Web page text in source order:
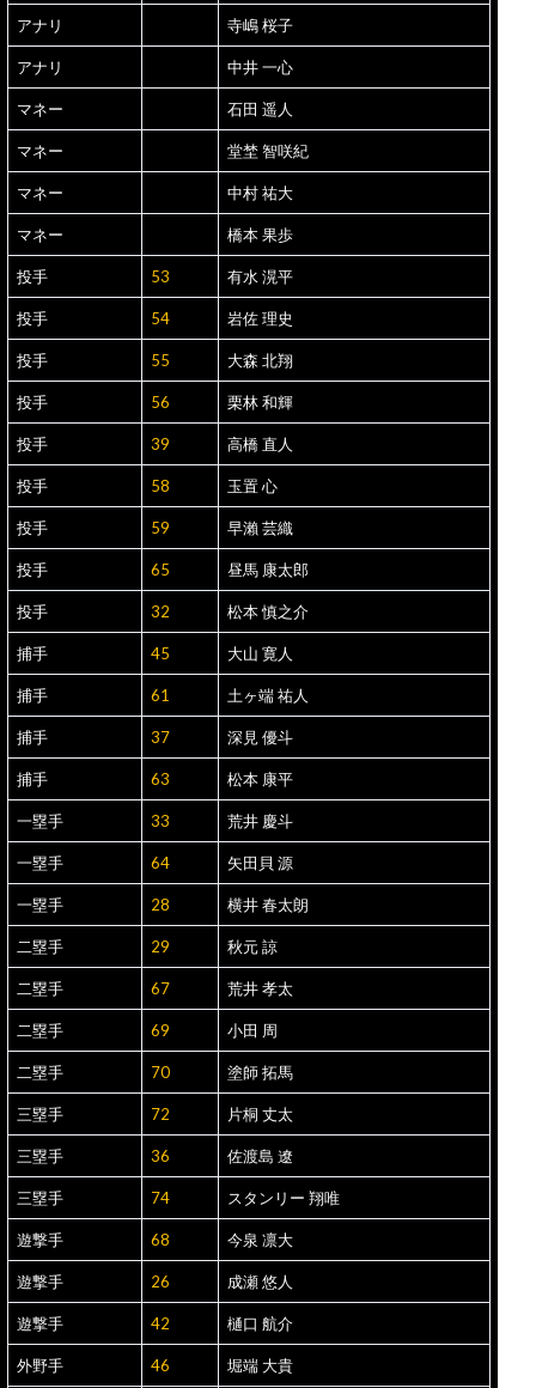
アナリ 寺嶋 桜子
アナリ 中井 一心
マネー 石田 遥人
マネー 堂埜 智咲紀
マネー 中村 祐大
マネー 橋本 果歩
投手 53 有水 滉平
投手 54 岩佐 理史
投手 55 大森 北翔
投手 56 栗林 和輝
投手 39 高橋 直人
投手 58 玉置 心
投手 59 早瀨 芸織
投手 65 昼馬 康太郎
投手 32 松本 慎之介
捕手 45 大山 寛人
捕手 61 土ヶ端 祐人
捕手 37 深見 優斗
捕手 63 松本 康平
一塁手 33 荒井 慶斗
一塁手 64 矢田貝 源
一塁手 28 横井 春太朗
二塁手 29 秋元 諒
二塁手 67 荒井 孝太
二塁手 69 小田 周
二塁手 70 塗師 拓馬
三塁手 72 片桐 丈太
三塁手 36 佐渡島 遼
三塁手 74 スタンリー 翔唯
遊撃手 68 今泉 凛大
遊撃手 26 成瀬 悠人
遊撃手 42 樋口 航介
外野手 46 堀端 大貴